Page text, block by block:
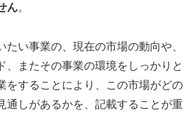
ん。
たい事業の、現在の市場の動向や、
、またその事業の環境をしっかりと
をすることにより、この市場がどの
通しがあるかを、記載することが重